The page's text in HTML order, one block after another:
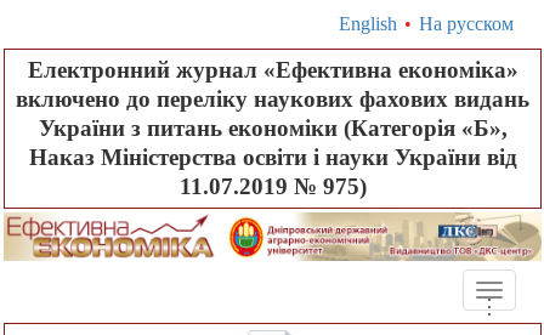
English • На русском
Електронний журнал «Ефективна економіка»
включено до переліку наукових фахових видань
України з питань економіки (Категорія «Б»,
Наказ Міністерства освіти і науки України від
11.07.2019 № 975)
Toggle
...